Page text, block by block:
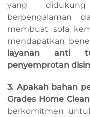
yang
berpengalaman
membuat sofa
mendapatkan
layanan anti
penyemprotan
3. Apakah bahan
Grades Home
berkomitmen